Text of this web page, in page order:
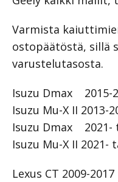
Varmista
ostopäätöstä, sillä
varustelutasosta.
Isuzu Dmax 2015-
Isuzu Mu-X II 2013-
Isuzu Dmax 2021-
Isuzu Mu-X II 2021-
Lexus CT 2009-